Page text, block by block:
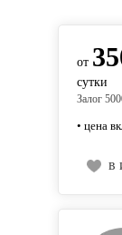
от
сутки
Залог
• цена
в